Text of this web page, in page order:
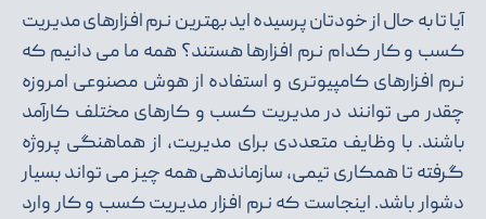
آیا تا به حال از خودتان پرسیده اید بهترین نرم افزارهای مدیریت
کسب و کار کدام نرم افزارها هستند؟ همه ما می دانیم که
نرم افزارهای کامپیوتری و استفاده از هوش مصنوعی امروزه
چقدر می توانند در مدیریت کسب و کارهای مختلف کارآمد
باشند. با وظایف متعددی برای مدیریت، از هماهنگی پروژه
گرفته تا همکاری تیمی، سازماندهی همه چیز می تواند بسیار
دشوار باشد. اینجاست که نرم افزار مدیریت کسب و کار وارد